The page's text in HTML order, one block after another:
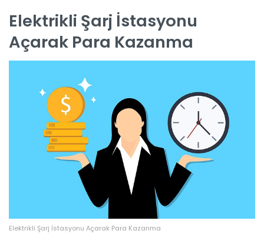
Elektrikli Şarj İstasyonu
Açarak Para Kazanma
Elektrikli Şarj İstasyonu Açarak Para Kazanma